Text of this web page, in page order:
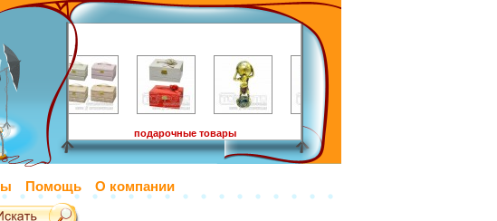
Помощь О компании
подарочные товары